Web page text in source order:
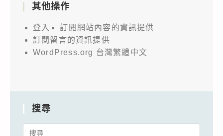
其他操作
登入
訂閱網站內容的資訊提供
訂閱留言的資訊提供
WordPress.org 台灣繁體中文
搜尋
Search